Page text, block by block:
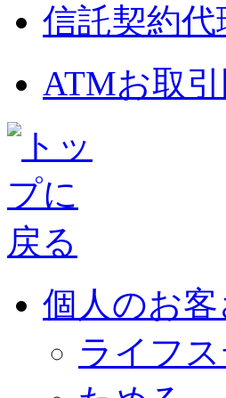
信託契約
ATMお取
個人のお客
ライフ